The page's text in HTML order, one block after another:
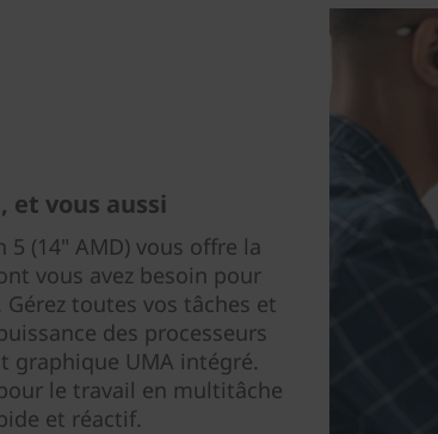
vous aussi
5 (14" AMD) vous offre la
vous avez besoin pour
toutes vos tâches et
des processeurs
graphique UMA intégré.
le travail en multitâche
et réactif.